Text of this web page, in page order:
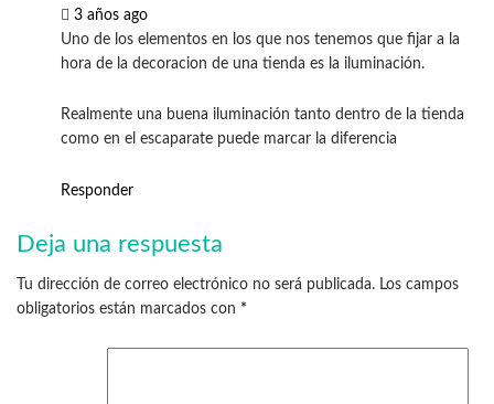
3 años ago
Uno de los elementos en los que nos tenemos que fijar a la
hora de la decoracion de una tienda es la iluminación.
Realmente una buena iluminación tanto dentro de la tienda
como en el escaparate puede marcar la diferencia
Responder
Deja una respuesta
Tu dirección de correo electrónico no será publicada. Los campos
obligatorios están marcados con *